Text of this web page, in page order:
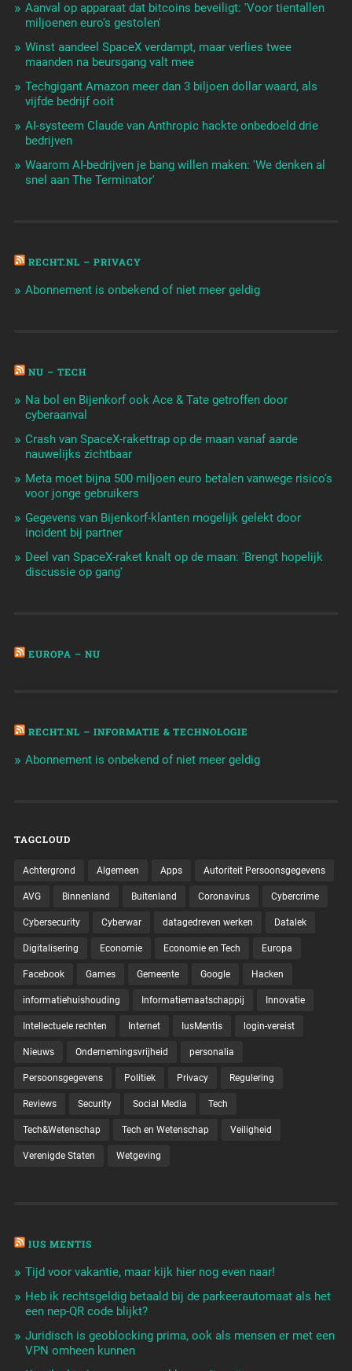
Aanval op apparaat dat bitcoins beveiligt: 'Voor tientallen
miljoenen euro's gestolen'
Winst aandeel SpaceX verdampt, maar verlies twee
maanden na beursgang valt mee
Techgigant Amazon meer dan 3 biljoen dollar waard, als
vijfde bedrijf ooit
AI-systeem Claude van Anthropic hackte onbedoeld drie
bedrijven
Waarom AI-bedrijven je bang willen maken: 'We denken al
snel aan The Terminator'
RECHT.NL – PRIVACY
Abonnement is onbekend of niet meer geldig
NU – TECH
Na bol en Bijenkorf ook Ace & Tate getroffen door
cyberaanval
Crash van SpaceX-rakettrap op de maan vanaf aarde
nauwelijks zichtbaar
Meta moet bijna 500 miljoen euro betalen vanwege risico's
voor jonge gebruikers
Gegevens van Bijenkorf-klanten mogelijk gelekt door
incident bij partner
Deel van SpaceX-raket knalt op de maan: 'Brengt hopelijk
discussie op gang'
EUROPA – NU
RECHT.NL – INFORMATIE & TECHNOLOGIE
Abonnement is onbekend of niet meer geldig
TAGCLOUD
Achtergrond Algemeen Apps Autoriteit Persoonsgegevens
AVG Binnenland Buitenland Coronavirus Cybercrime
Cybersecurity Cyberwar datagedreven werken Datalek
Digitalisering Economie Economie en Tech Europa
Facebook Games Gemeente Google Hacken
informatiehuishouding Informatiemaatschappij Innovatie
Intellectuele rechten Internet IusMentis login-vereist
Nieuws Ondernemingsvrijheid personalia
Persoonsgegevens Politiek Privacy Regulering
Reviews Security Social Media Tech
Tech&Wetenschap Tech en Wetenschap Veiligheid
Verenigde Staten Wetgeving
IUS MENTIS
Tijd voor vakantie, maar kijk hier nog even naar!
Heb ik rechtsgeldig betaald bij de parkeerautomaat als het
een nep-QR code blijkt?
Juridisch is geoblocking prima, ook als mensen er met een
VPN omheen kunnen